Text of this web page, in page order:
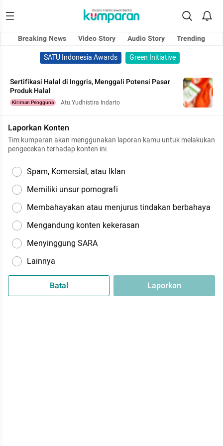
Breaking News Video Story Audio Story
Trending
SATU Indonesia Awards
Green Initiative
Sertifikasi Halal di Inggris, Menggali Potensi Pasar
Produk Halal
Kiriman Pengguna Atu Yudhistira Indarto
Laporkan Konten
Tim kumparan akan menggunakan laporan kamu untuk melakukan
pengecekan terhadap konten ini.
Spam, Komersial, atau Iklan
Memiliki unsur pornografi
Membahayakan atau menjurus tindakan berbahaya
Mengandung konten kekerasan
Menyinggung SARA
Lainnya
Batal Laporkan